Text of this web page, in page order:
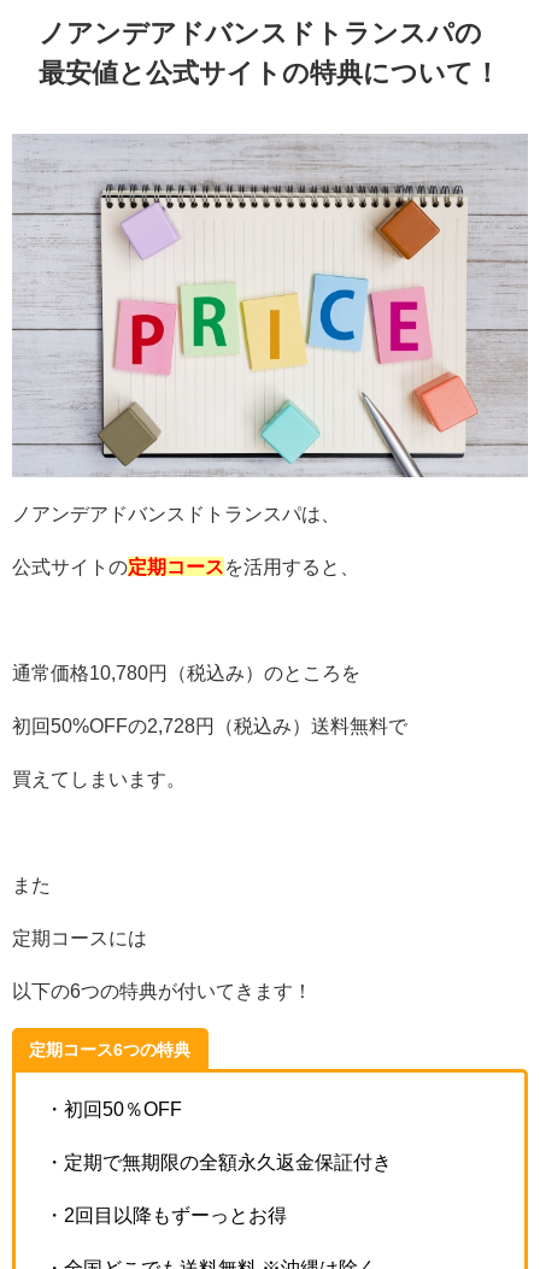
ノアンデアドバンスドトランスパの
最安値と公式サイトの特典について！
ノアンデアドバンスドトランスパは、
公式サイトの定期コースを活用すると、
通常価格10,780円（税込み）のところを
初回50%OFFの2,728円（税込み）送料無料で
買えてしまいます。
また
定期コースには
以下の6つの特典が付いてきます！
定期コース6つの特典
・初回50％OFF
・定期で無期限の全額永久返金保証付き
・2回目以降もずーっとお得